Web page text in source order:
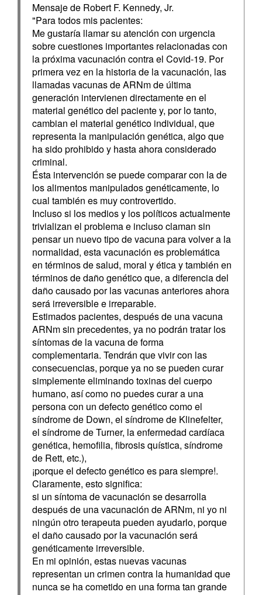
Mensaje de Robert F. Kennedy, Jr.
"Para todos mis pacientes:
Me gustaría llamar su atención con urgencia
sobre cuestiones importantes relacionadas con
la próxima vacunación contra el Covid-19. Por
primera vez en la historia de la vacunación, las
llamadas vacunas de ARNm de última
generación intervienen directamente en el
material genético del paciente y, por lo tanto,
cambian el material genético individual, que
representa la manipulación genética, algo que
ha sido prohibido y hasta ahora considerado
criminal.
Ésta intervención se puede comparar con la de
los alimentos manipulados genéticamente, lo
cual también es muy controvertido.
Incluso si los medios y los políticos actualmente
trivializan el problema e incluso claman sin
pensar un nuevo tipo de vacuna para volver a la
normalidad, esta vacunación es problemática
en términos de salud, moral y ética y también en
términos de daño genético que, a diferencia del
daño causado por las vacunas anteriores ahora
será irreversible e irreparable.
Estimados pacientes, después de una vacuna
ARNm sin precedentes, ya no podrán tratar los
síntomas de la vacuna de forma
complementaria. Tendrán que vivir con las
consecuencias, porque ya no se pueden curar
simplemente eliminando toxinas del cuerpo
humano, así como no puedes curar a una
persona con un defecto genético como el
síndrome de Down, el síndrome de Klinefelter,
el síndrome de Turner, la enfermedad cardíaca
genética, hemofilia, fibrosis quística, síndrome
de Rett, etc.),
¡porque el defecto genético es para siempre!.
Claramente, esto significa:
si un síntoma de vacunación se desarrolla
después de una vacunación de ARNm, ni yo ni
ningún otro terapeuta pueden ayudarlo, porque
el daño causado por la vacunación será
genéticamente irreversible.
En mi opinión, estas nuevas vacunas
representan un crimen contra la humanidad que
nunca se ha cometido en una forma tan grande